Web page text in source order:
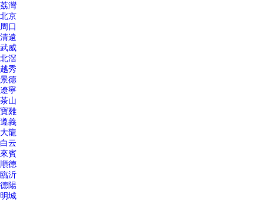
荔灣
北京
周口
清遠
武威
北滘
越秀
景德
遼寧
茶山
寶雞
遵義
大龍
白云
來賓
順德
臨沂
德陽
明城